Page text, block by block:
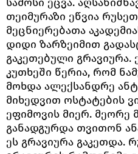
თეიმურაზი ეწვია
მეცნიერებათა
დიდი ზარზეიმით
გაკეთებული გრავიურა.
კუთხეში წერია, რომ
მოხდა ალექსანდრე
მიხედვით ოსტატების
ეფიმოვის მიერ.
განადგურდა თვითონ
ეს გრავიურა გაკეთდა.